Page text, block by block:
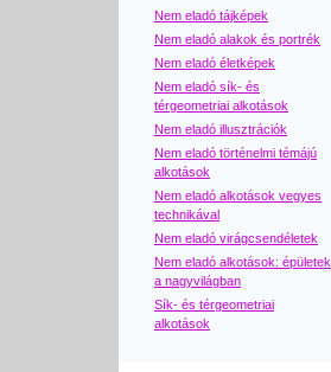
Nem eladó tájképek
Nem eladó alakok és portrék
Nem eladó életképek
Nem eladó sík- és
térgeometriai alkotások
Nem eladó illusztrációk
Nem eladó történelmi témájú
alkotások
Nem eladó alkotások vegyes
technikával
Nem eladó virágcsendéletek
Nem eladó alkotások: épületek
a nagyvilágban
Sík- és térgeometriai
alkotások